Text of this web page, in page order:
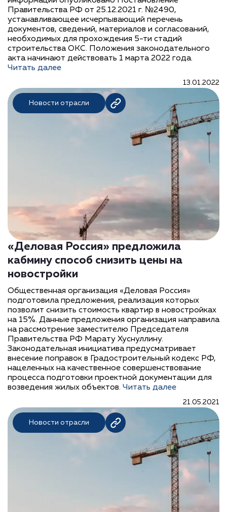
Правительства РФ от 25.12.2021 г. №2490,
устанавливающее исчерпывающий перечень
документов, сведений, материалов и согласований,
необходимых для прохождения 5-ти стадий
строительства ОКС. Положения законодательного
акта начинают действовать 1 марта 2022 года.
Читать далее
13.01.2022
«Деловая Россия» предложила
кабмину способ снизить цены на
новостройки
Общественная организация «Деловая Россия»
подготовила предложения, реализация которых
позволит снизить стоимость квартир в новостройках
на 15%. Данные предложения организация направила
на рассмотрение заместителю Председателя
Правительства РФ Марату Хуснуллину.
Законодательная инициатива предусматривает
внесение поправок в Градостроительный кодекс РФ,
нацеленных на качественное совершенствование
процесса подготовки проектной документации для
возведения жилых объектов. Читать далее
21.05.2021
Новости отрасли
Новости отрасли